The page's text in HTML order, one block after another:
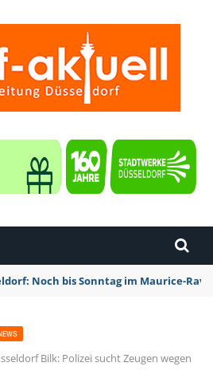
Noch bis Sonntag im Maurice-
Bilk: Polizei sucht Zeugen wegen